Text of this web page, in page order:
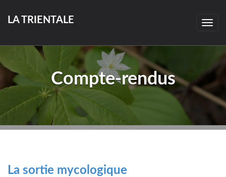
LA TRIENTALE
Compte-rendus
La sortie mycologique